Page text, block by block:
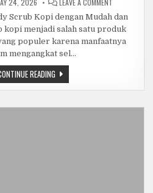
MENCUCI
BODY
SCRUB
KOPI
DENGAN
Scrub Kopi dengan Mudah dan
kopi menjadi salah satu produk
populer karena manfaatnya
mengangkat sel…
READINGCARA
MENCUCI
BODY
KOPI